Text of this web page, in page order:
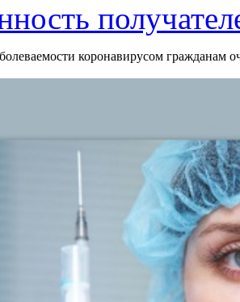
коронавирусом гражданам